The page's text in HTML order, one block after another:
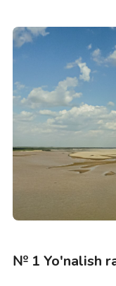
№ 1 Yo'nalish